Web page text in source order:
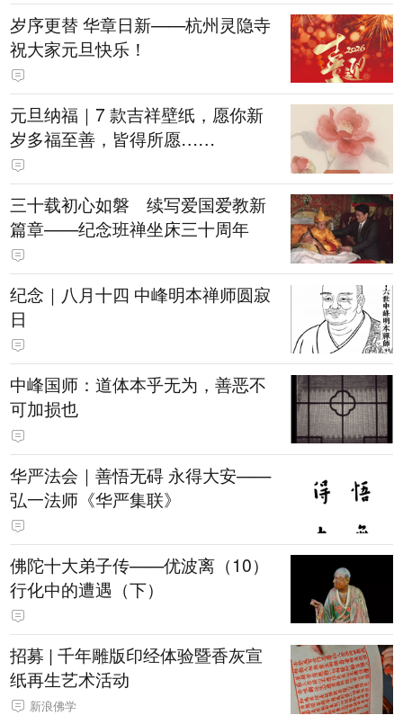
岁序更替 华章日新——杭州灵隐寺
祝大家元旦快乐！
元旦纳福｜7 款吉祥壁纸，愿你新
岁多福至善，皆得所愿……
三十载初心如磐 续写爱国爱教新
篇章——纪念班禅坐床三十周年
纪念｜八月十四 中峰明本禅师圆寂
日
中峰国师：道体本乎无为，善恶不
可加损也
华严法会｜善悟无碍 永得大安——
弘一法师《华严集联》
佛陀十大弟子传——优波离（10）
行化中的遭遇（下）
招募 | 千年雕版印经体验暨香灰宣
纸再生艺术活动
新浪佛学